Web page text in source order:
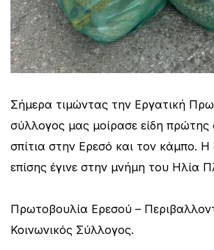
Σήμερα τιμώντας την Εργατική
σύλλογος μας μοίρασε είδη πρώτης
σπίτια στην Ερεσό και τον κάμπο.
επίσης έγινε στην μνήμη του Ηλία
Πρωτοβουλία Ερεσού –
Κοινωνικός Σύλλογος.